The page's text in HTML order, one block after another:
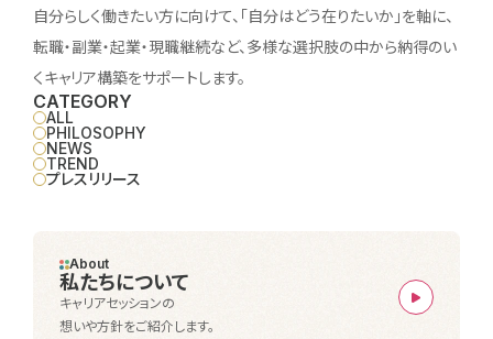
自分らしく働きたい方に向けて、「自分はどう在りたいか」を軸に、
転職・副業・起業・現職継続など、多様な選択肢の中から納得のい
くキャリア構築をサポートします。
CATEGORY
ALL
PHILOSOPHY
NEWS
TREND
プレスリリース
About
私たちについて
キャリアセッションの
想いや方針をご紹介します。